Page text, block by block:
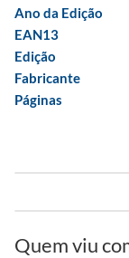
Ano da Edição
EAN13
Edição
Fabricante
Páginas
Quem viu